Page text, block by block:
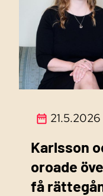
21.5.2026
Karlsson
oroade
få